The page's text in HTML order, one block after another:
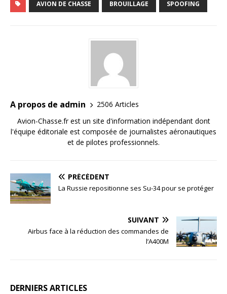
AVION DE CHASSE BROUILLAGE SPOOFING
A propos de admin
2506 Articles
Avion-Chasse.fr est un site d'information indépendant dont
l'équipe éditoriale est composée de journalistes aéronautiques
et de pilotes professionnels.
PRÉCÉDENT
La Russie repositionne ses Su-34 pour se protéger
SUIVANT
Airbus face à la réduction des commandes de
l’A400M
DERNIERS ARTICLES